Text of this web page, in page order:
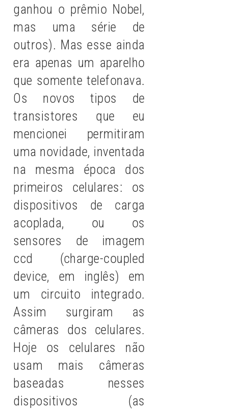
ganhou o prêmio Nobel,
mas uma série de
outros). Mas esse ainda
era apenas um aparelho
que somente telefonava.
Os novos tipos de
transistores que eu
mencionei permitiram
uma novidade, inventada
na mesma época dos
primeiros celulares: os
dispositivos de carga
acoplada, ou os
sensores de imagem
ccd (charge-coupled
device, em inglês) em
um circuito integrado.
Assim surgiram as
câmeras dos celulares.
Hoje os celulares não
usam mais câmeras
baseadas nesses
dispositivos (as